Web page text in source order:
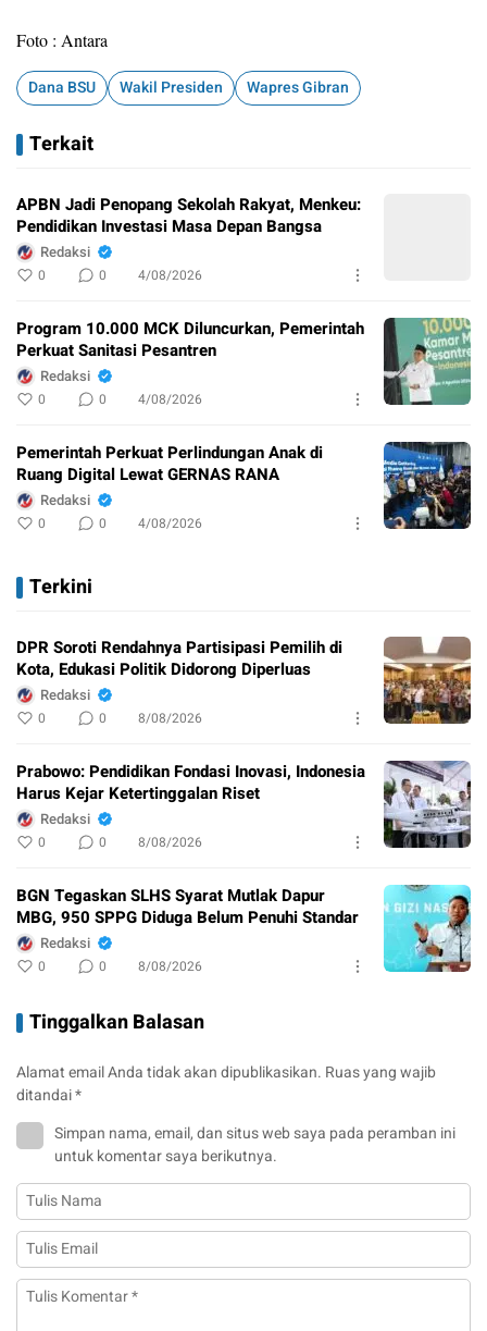
Foto : Antara
Dana BSU Wakil Presiden Wapres Gibran
Terkait
APBN Jadi Penopang Sekolah Rakyat, Menkeu:
Pendidikan Investasi Masa Depan Bangsa
Redaksi
0 0 4/08/2026
Program 10.000 MCK Diluncurkan, Pemerintah
Perkuat Sanitasi Pesantren
Redaksi
0 0 4/08/2026
Pemerintah Perkuat Perlindungan Anak di
Ruang Digital Lewat GERNAS RANA
Redaksi
0 0 4/08/2026
Terkini
DPR Soroti Rendahnya Partisipasi Pemilih di
Kota, Edukasi Politik Didorong Diperluas
Redaksi
0 0 8/08/2026
Prabowo: Pendidikan Fondasi Inovasi, Indonesia
Harus Kejar Ketertinggalan Riset
Redaksi
0 0 8/08/2026
BGN Tegaskan SLHS Syarat Mutlak Dapur
MBG, 950 SPPG Diduga Belum Penuhi Standar
Redaksi
0 0 8/08/2026
Tinggalkan Balasan
Alamat email Anda tidak akan dipublikasikan. Ruas yang wajib
ditandai*
Simpan nama, email, dan situs web saya pada peramban ini
untuk komentar saya berikutnya.